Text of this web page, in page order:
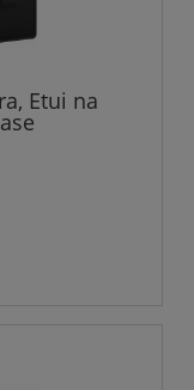
Etui na